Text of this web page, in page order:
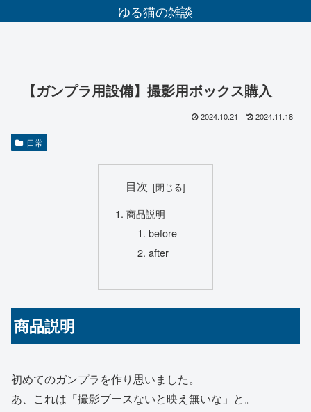
ゆる猫の雑談
【ガンプラ用設備】撮影用ボックス購入
2024.10.21 2024.11.18
日常
目次
商品説明
before
after
商品説明
初めてのガンプラを作り思いました。
あ、これは「撮影ブースないと映え無いな」と。